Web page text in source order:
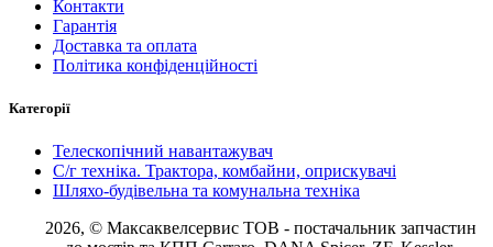
Контакти
Гарантія
Доставка та оплата
Політика конфіденційності
Категорії
Телескопічний навантажувач
С/г техніка. Трактора, комбайни, оприскувачі
Шляхо-будівельна та комунальна техніка
2026, © Максаквелсервис ТОВ - постачальник запчастин